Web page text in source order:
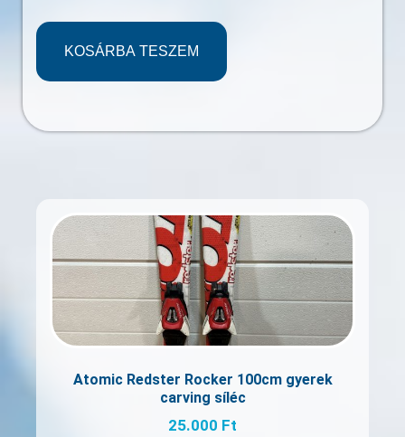
KOSÁRBA TESZEM
Atomic Redster Rocker 100cm gyerek
carving síléc
25.000 Ft